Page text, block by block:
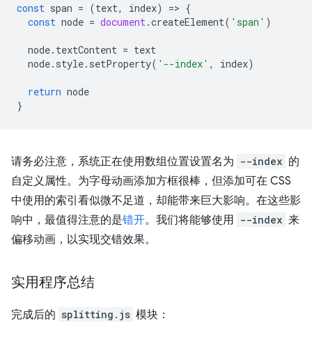
const span = (text, index) => {
const node = document.createElement( 'span' )
node. textContent = text
node. style. setProperty( '--index' , index)
return node
}
请务必注意，系统正在使用数组位置设置名为 --index 的
自定义属性。为字母动画添加方框很棒，但添加可在 CSS
中使用的索引看似微不足道，却能带来巨大影响。在这些影
响中，最值得注意的是错开。我们将能够使用 --index 来
偏移动画，以实现交错效果。
实用程序总结
完成后的 splitting.js 模块：